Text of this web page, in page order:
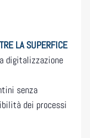
LA SUPERFICE
digitalizzazione
senza
dei processi